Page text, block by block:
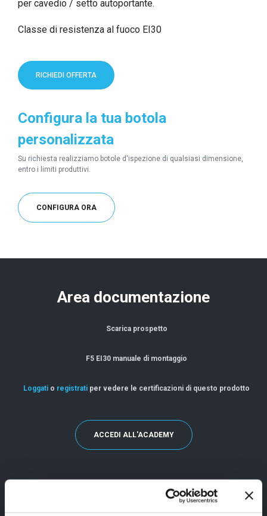
per cavedio / setto autoportante.
Classe di resistenza al fuoco EI30
RICHIEDI OFFERTA
Configura la tua botola
personalizzata
Su richiesta realizziamo botole d'ispezione di qualsiasi dimensione,
entro i limiti produttivi.
CONFIGURA ORA
Area documentazione
Scarica prospetto
F5 EI30 manuale di montaggio
Loggati o registrati per vedere le certificazioni di questo prodotto
ACCEDI ALL'ACADEMY
F5 EI30 video di montaggio (lastre da un lato)